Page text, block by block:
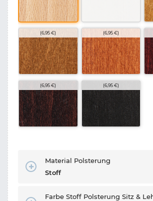
(6,95 €) (6,95 €)
(6,95 €) (6,95 €)
Material Polsterung
Stoff
Farbe Stoff Polsterung Sitz &